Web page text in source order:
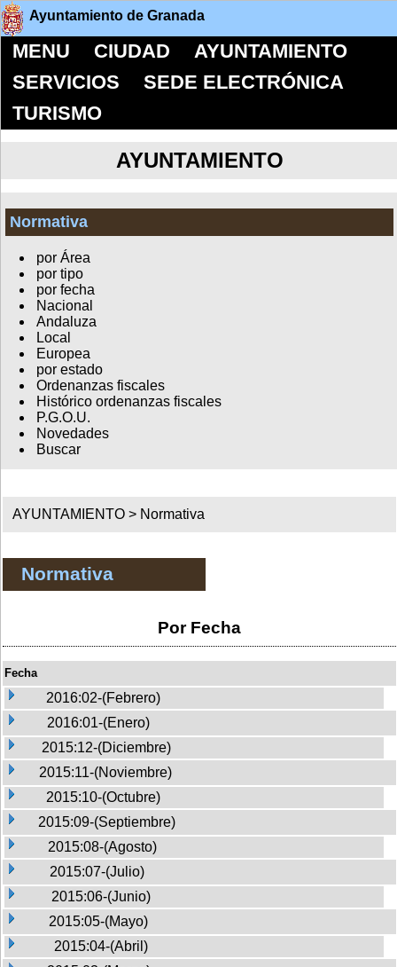
Ayuntamiento de Granada
MENU CIUDAD
AYUNTAMIENTO
SERVICIOS
SEDE ELECTRÓNICA
TURISMO
AYUNTAMIENTO
Normativa
por Área
por tipo
por fecha
Nacional
Andaluza
Local
Europea
por estado
Ordenanzas fiscales
Histórico ordenanzas fiscales
P.G.O.U.
Novedades
Buscar
AYUNTAMIENTO > Normativa
Normativa
Por Fecha
Fecha
2016:02-(Febrero)
2016:01-(Enero)
2015:12-(Diciembre)
2015:11-(Noviembre)
2015:10-(Octubre)
2015:09-(Septiembre)
2015:08-(Agosto)
2015:07-(Julio)
2015:06-(Junio)
2015:05-(Mayo)
2015:04-(Abril)